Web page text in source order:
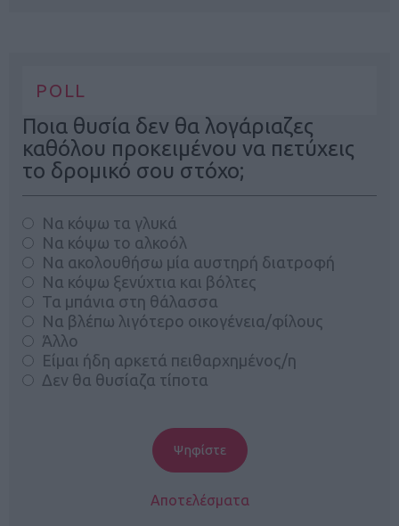
POLL
Ποια θυσία δεν θα λογάριαζες
καθόλου προκειμένου να πετύχεις
το δρομικό σου στόχο;
Να κόψω τα γλυκά
Να κόψω το αλκοόλ
Να ακολουθήσω μία αυστηρή διατροφή
Να κόψω ξενύχτια και βόλτες
Τα μπάνια στη θάλασσα
Να βλέπω λιγότερο οικογένεια/φίλους
Άλλο
Είμαι ήδη αρκετά πειθαρχημένος/η
Δεν θα θυσίαζα τίποτα
Αποτελέσματα